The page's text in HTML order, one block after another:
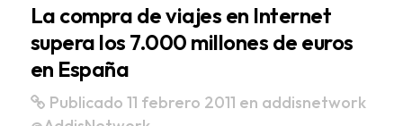
La compra de viajes en Internet
supera los 7.000 millones de euros
en España
Publicado 11 febrero 2011 en addisnetwork